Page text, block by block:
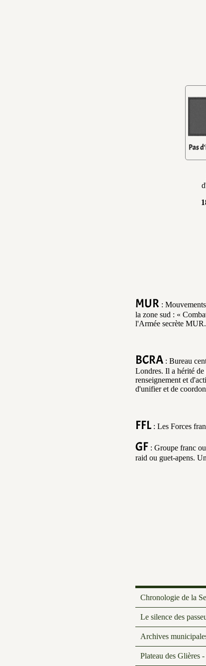
MUR :
la zone sud : «
l'Armée secrète MUR.
BCRA : Bureau
Londres. Il a hérité de
renseignement et
d'unifier et de
FFL : Les Forces
GF : Groupe franc
raid ou guet-apens.
Chronologie de la
Le silence des
Archives
Plateau des Glières